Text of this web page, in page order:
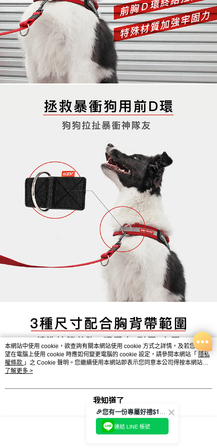
本網站中使用 cookie，欲查詢有關本網站使用 cookie 方式之詳情，及若您不希
望在電腦上使用 cookie 時應如何變更電腦的 cookie 設定，請參閱本網站「 隱私
權條款 」之 Cookie 聲明。您繼續使用本網站即表示您同意本公司得按本網站使
用條款之 Cookie 聲明使用 cookie。
了解更多 >
我知道了
🎉您有一份專屬好禮$100正等著您🎁
連結 LINE 帳號